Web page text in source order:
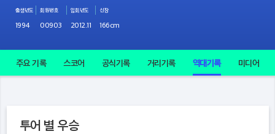
출생년도
1994
회원번호
00903
입회년도
2012.11
신장
166cm
주요 기록 스코어 공식기록 거리기록 역대기록 미디어
투어 별 우승